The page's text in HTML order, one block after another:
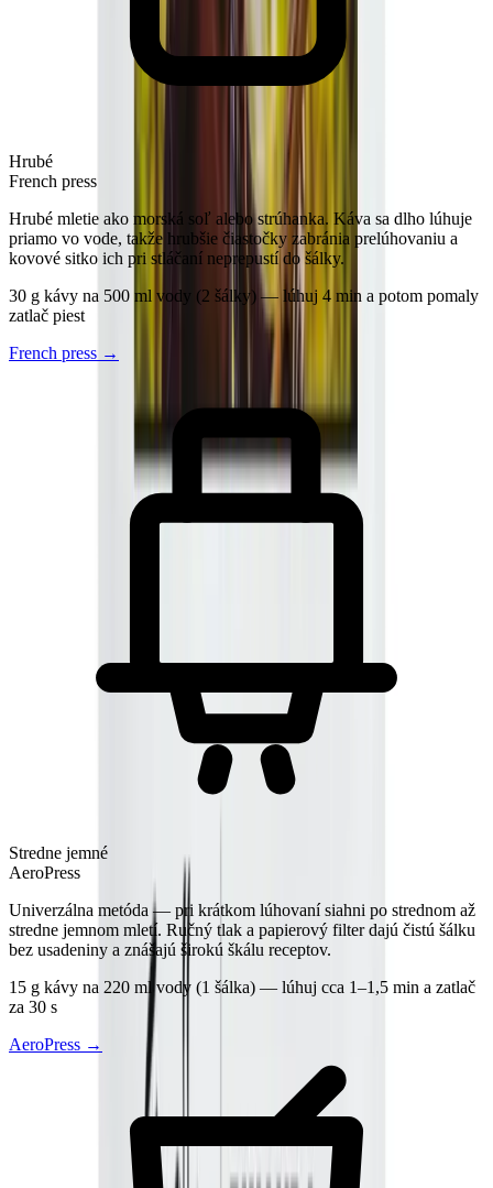
Hrubé
French press
Hrubé mletie ako morská soľ alebo strúhanka. Káva sa dlho lúhuje
priamo vo vode, takže hrubšie čiastočky zabránia prelúhovaniu a
kovové sitko ich pri stláčaní neprepustí do šálky.
30 g kávy na 500 ml vody (2 šálky) — lúhuj 4 min a potom pomaly
zatlač piest
French press →
Stredne jemné
AeroPress
Univerzálna metóda — pri krátkom lúhovaní siahni po strednom až
stredne jemnom mletí. Ručný tlak a papierový filter dajú čistú šálku
bez usadeniny a znášajú širokú škálu receptov.
15 g kávy na 220 ml vody (1 šálka) — lúhuj cca 1–1,5 min a zatlač
za 30 s
AeroPress →